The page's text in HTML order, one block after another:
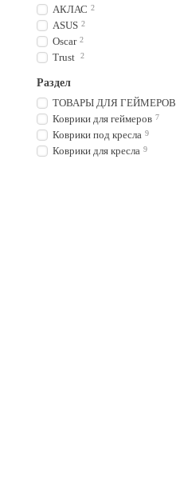
АКЛАС 2
ASUS 2
Oscar 2
Trust 2
Раздел
ТОВАРЫ ДЛЯ ГЕЙМЕРОВ
Коврики для геймеров 7
Коврики под кресла 9
Коврики для кресла 9